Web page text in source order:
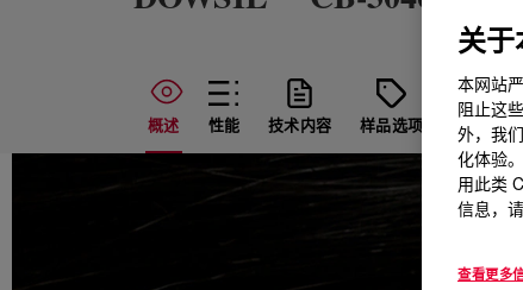
概述 性能 技术内容 样品选项 购买选项
关
本网站
阻止这
外，我
化体验
用此类
信息，
查看更多